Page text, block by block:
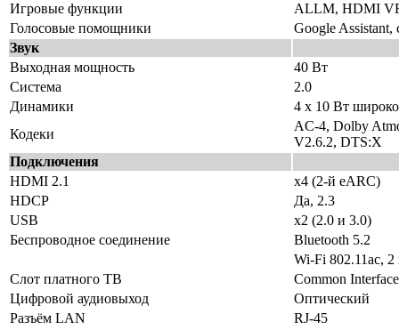
Игровые функции
ALLM, HDMI
Голосовые помощники
Google
Звук
Выходная мощность
40 Вт
Система
2.0
Динамики
4 х 10 Вт
Кодеки
AC-4, Dolby
V2.6.2, DTS:X
Подключения
HDMI 2.1
x4 (2-й eARC)
HDCP
Да, 2.3
USB
x2 (2.0 и 3.0)
Беспроводное соединение
Bluetooth 5.2
Wi-Fi 802.11ac,
Слот платного ТВ
Common
Цифровой аудиовыход
Оптический
Разъём LAN
RJ-45